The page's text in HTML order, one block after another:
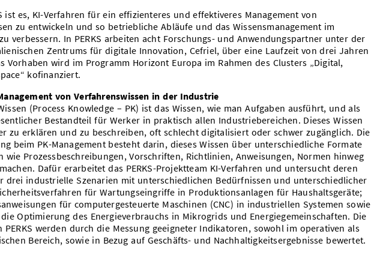
ist es, KI-Verfahren für ein effizienteres und effektiveres Management von
zu entwickeln und so betriebliche Abläufe und das Wissensmanagement im
verbessern. In PERKS arbeiten acht Forschungs- und Anwendungspartner unter der
Zentrums für digitale Innovation, Cefriel, über eine Laufzeit von drei Jahren
Vorhaben wird im Programm Horizont Europa im Rahmen des Clusters „Digital,
kofinanziert.
von Verfahrenswissen in der Industrie
(Process Knowledge – PK) ist das Wissen, wie man Aufgaben ausführt, und als
Bestandteil für Werker in praktisch allen Industriebereichen. Dieses Wissen
zu erklären und zu beschreiben, oft schlecht digitalisiert oder schwer zugänglich. Die
beim PK-Management besteht darin, dieses Wissen über unterschiedliche Formate
wie Prozessbeschreibungen, Vorschriften, Richtlinien, Anweisungen, Normen hinweg
Dafür erarbeitet das PERKS-Projektteam KI-Verfahren und untersucht deren
drei industrielle Szenarien mit unterschiedlichen Bedürfnissen und unterschiedlicher
für Wartungseingriffe in Produktionsanlagen für Haushaltsgeräte;
für computergesteuerte Maschinen (CNC) in industriellen Systemen sowie
Optimierung des Energieverbrauchs in Mikrogrids und Energiegemeinschaften. Die
PERKS werden durch die Messung geeigneter Indikatoren, sowohl im operativen als
Bereich, sowie in Bezug auf Geschäfts- und Nachhaltigkeitsergebnisse bewertet.